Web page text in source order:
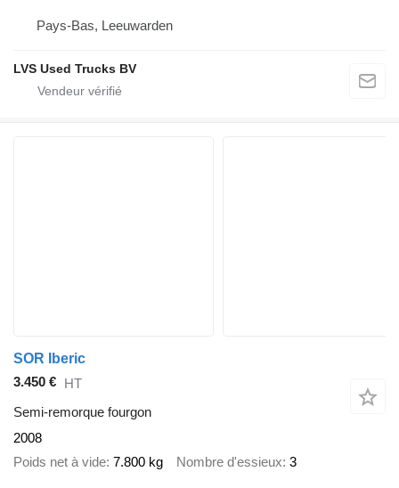
Pays-Bas, Leeuwarden
LVS Used Trucks BV
SOR Iberic
3.450 € HT
Semi-remorque fourgon
2008
Poids net à vide 7.800 kg Nombre d'essieux 3